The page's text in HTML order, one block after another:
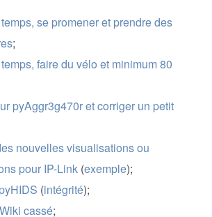
se promener et prendre des
;
faire du vélo et minimum 80
pyAggr3g470r et corriger un petit
nouvelles visualisations ou
pour IP-Link (exemple);
(intégrité);
cassé;